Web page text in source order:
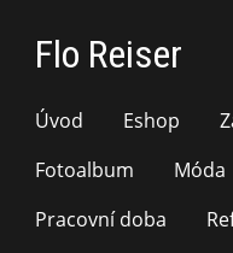
Flo Reiser
Úvod Eshop
Fotoalbum
Móda
Pracovní doba